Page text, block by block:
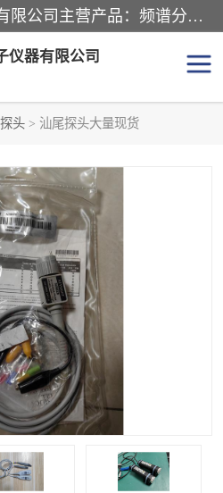
深圳市捷威信电子仪器有限公司主营产品：频谱分析仪.信号发生器.网络分析仪.音频分析仪，示波器，电源，音频分析仪。综合测试仪。蓝牙测试仪等
仪器有限公司
探头 > 汕尾探头大量现货
网络分析仪
天馈线测试仪
信号源
数据采集仪
数字源表
函数信号发生器